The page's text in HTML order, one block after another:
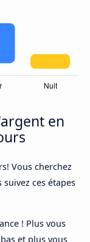
en
Vous cherchez
suivez ces étapes
! Plus vous
et plus vous